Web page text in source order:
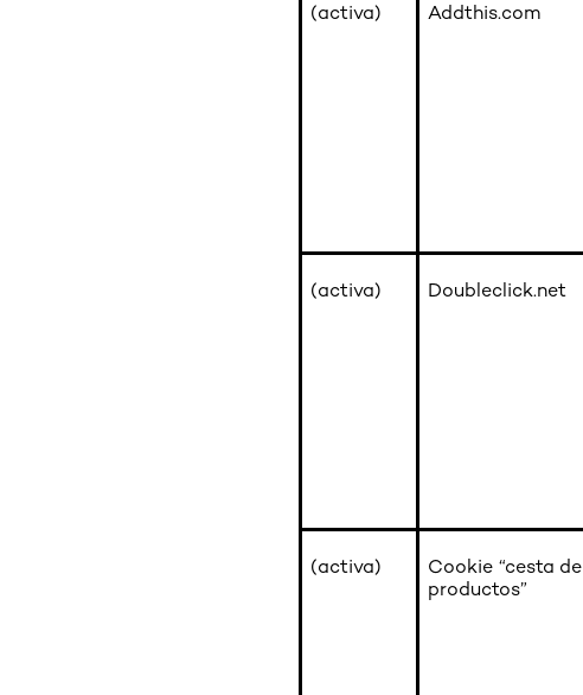
(activa) Addthis.com
(activa) Doubleclick.net
(activa)
Cookie “cesta de
productos”